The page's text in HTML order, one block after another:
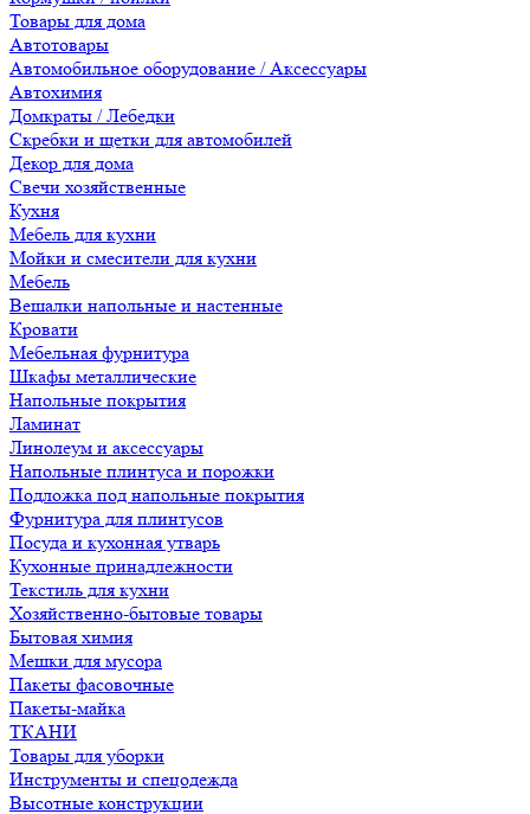
Товары для дома
Автотовары
Автомобильное оборудование / Аксессуары
Автохимия
Домкраты / Лебедки
Скребки и щетки для автомобилей
Декор для дома
Свечи хозяйственные
Кухня
Мебель для кухни
Мойки и смесители для кухни
Мебель
Вешалки напольные и настенные
Кровати
Мебельная фурнитура
Шкафы металлические
Напольные покрытия
Ламинат
Линолеум и аксессуары
Напольные плинтуса и порожки
Подложка под напольные покрытия
Фурнитура для плинтусов
Посуда и кухонная утварь
Кухонные принадлежности
Текстиль для кухни
Хозяйственно-бытовые товары
Бытовая химия
Мешки для мусора
Пакеты фасовочные
Пакеты-майка
ТКАНИ
Товары для уборки
Инструменты и спецодежда
Высотные конструкции